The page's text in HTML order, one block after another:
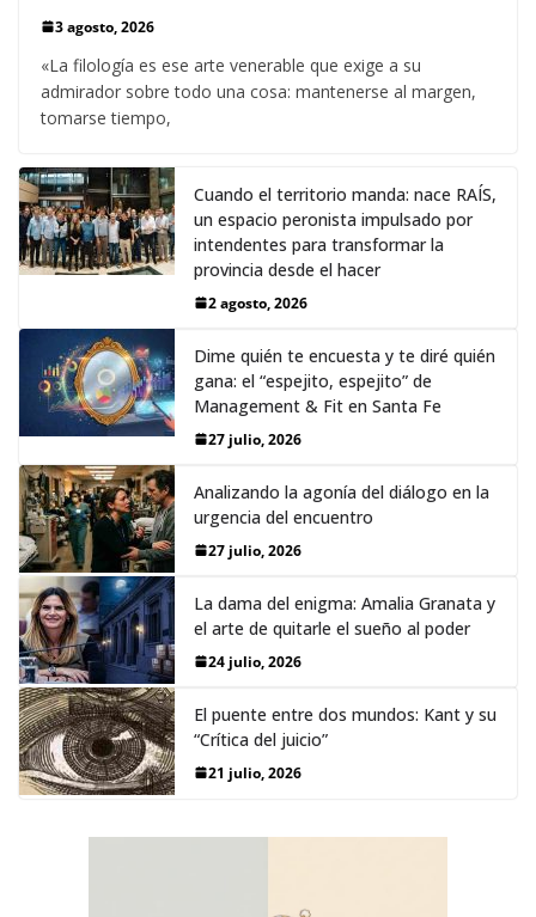
3 agosto, 2026
«La filología es ese arte venerable que exige a su
admirador sobre todo una cosa: mantenerse al margen,
tomarse tiempo,
Cuando el territorio manda: nace RAÍS,
un espacio peronista impulsado por
intendentes para transformar la
provincia desde el hacer
2 agosto, 2026
Dime quién te encuesta y te diré quién
gana: el “espejito, espejito” de
Management & Fit en Santa Fe
27 julio, 2026
Analizando la agonía del diálogo en la
urgencia del encuentro
27 julio, 2026
La dama del enigma: Amalia Granata y
el arte de quitarle el sueño al poder
24 julio, 2026
El puente entre dos mundos: Kant y su
“Crítica del juicio”
21 julio, 2026